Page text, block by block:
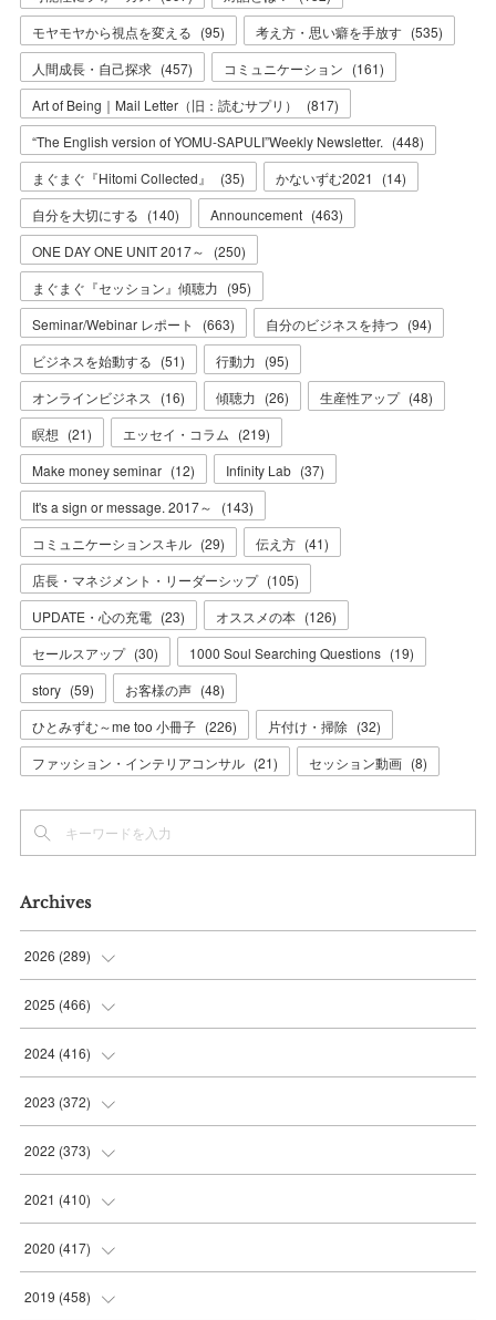
モヤモヤから視点を変える (95) 考え方・思い癖を手放す (535)
人間成長・自己探求 (457) コミュニケーション (161)
Art of Being｜Mail Letter（旧：読むサプリ）
(817)
“The English version of YOMU-SAPULI”Weekly Newsletter. (448)
まぐまぐ『Hitomi Collected』
(35) かないずむ2021 (14)
自分を大切にする (140) Announcement (463)
ONE DAY ONE UNIT 2017～
(250)
まぐまぐ『セッション』傾聴力 (95)
Seminar/Webinar レポート
(663) 自分のビジネスを持つ (94)
ビジネスを始動する (51) 行動力 (95)
オンラインビジネス
(16) 傾聴力 (26) 生産性アップ (48)
瞑想 (21) エッセイ・コラム (219)
Make money seminar (12) Infinity Lab (37)
It's a sign or message. 2017～
(143)
コミュニケーションスキル (29) 伝え方 (41)
店長・マネジメント・リーダーシップ (105)
UPDATE・心の充電 (23) オススメの本 (126)
セールスアップ (30) 1000 Soul Searching Questions (19)
story (59) お客様の声 (48)
ひとみずむ～me too 小冊子 (226) 片付け・掃除 (32)
ファッション・インテリアコンサル (21) セッション動画 (8)
Archives
2026 (289)
(10
(36
(37
(42
2025 (466)
(56
(37
(35
(36
2024 (416)
(38
(39
(38
(36
2023 (372)
(31
(30
(30
(30
2022 (373)
(31
(33
(31
2021 (410)
(32
(32
2020 (417)
(35
2019 (458)